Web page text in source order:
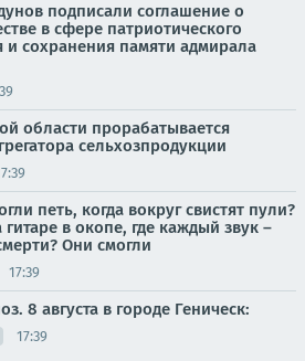
подписали соглашение о
в сфере патриотического
и сохранения памяти адмирала
области прорабатывается
сельхозпродукции
петь, когда вокруг свистят пули?
гитаре в окопе, где каждый звук –
Они смогли
17:39
8 августа в городе Геническ:
17:39